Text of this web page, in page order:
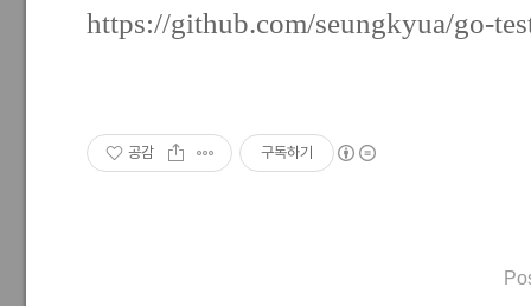
https://github.com/seungkyua/go-
공감 구독하기